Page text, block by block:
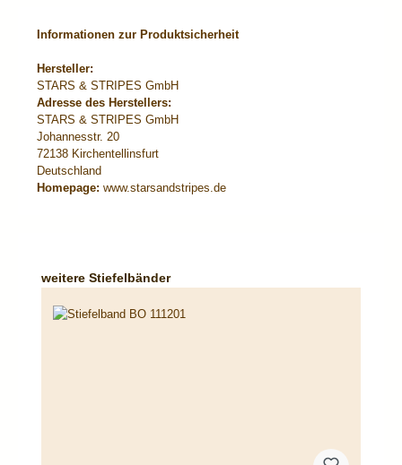
Informationen zur Produktsicherheit
Hersteller:
STARS & STRIPES GmbH
Adresse des Herstellers:
STARS & STRIPES GmbH
Johannesstr. 20
72138 Kirchentellinsfurt
Deutschland
Homepage: www.starsandstripes.de
Produktgalerie überspringen
weitere Stiefelbänder